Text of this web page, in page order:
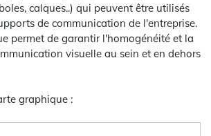
calques..) qui peuvent être utilisés
de communication de l'entreprise.
permet de garantir l'homogénéité et la
visuelle au sein et en dehors
graphique :